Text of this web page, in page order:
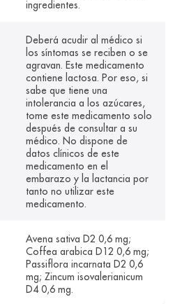
ingredientes.
Deberá acudir al médico si
los síntomas se reciben o se
agravan. Este medicamento
contiene lactosa. Por eso, si
sabe que tiene una
intolerancia a los azúcares,
tome este medicamento solo
después de consultar a su
médico. No dispone de
datos clínicos de este
medicamento en el
embarazo y la lactancia por
tanto no utilizar este
medicamento.
Avena sativa D2 0,6 mg;
Coffea arabica D12 0,6 mg;
Passiflora incarnata D2 0,6
mg; Zincum isovalerianicum
D4 0,6 mg.